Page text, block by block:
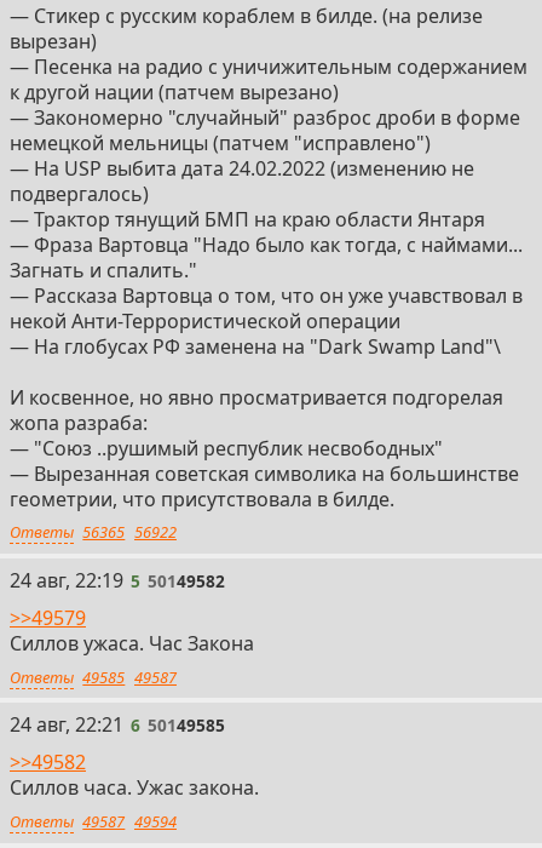
— Стикер с русским кораблем в билде. (на релизе
вырезан)
— Песенка на радио с уничижительным содержанием
к другой нации (патчем вырезано)
— Закономерно "случайный" разброс дроби в форме
немецкой мельницы (патчем "исправлено")
— На USP выбита дата 24.02.2022 (изменению не
подвергалось)
— Трактор тянущий БМП на краю области Янтаря
— Фраза Вартовца "Надо было как тогда, с наймами...
Загнать и спалить."
— Рассказа Вартовца о том, что он уже учавствовал в
некой Анти-Террористической операции
— На глобусах РФ заменена на "Dark Swamp Land"\
И косвенное, но явно просматривается подгорелая
жопа разраба:
— "Союз ..рушимый республик несвободных"
— Вырезанная советская символика на большинстве
геометрии, что присутствовала в билде.
Ответы 56365 56922
5
24 авг, 22:19 5 50149582
>>49579
Силлов ужаса. Час Закона
Ответы 49585 49587
6
24 авг, 22:21 6 50149585
>>49582
Силлов часа. Ужас закона.
Ответы 49587 49594